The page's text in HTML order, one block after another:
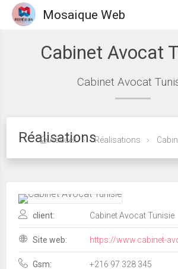
Mosaique Web
Cabinet Avocat
Cabinet Avocat
Réalisations
Accueil Réalisations
client: Cabinet Avocat Tunisie
Site web: https://www.cabinet-
Gsm: +216 97 328 345